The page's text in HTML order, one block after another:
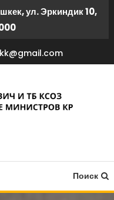
ул. Эркиндик 10,
Поиск